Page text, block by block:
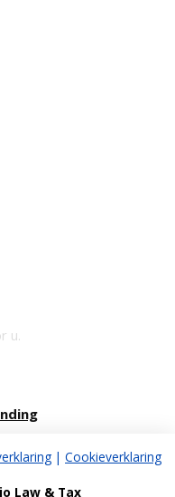
u.
| Cookieverklaring
Law & Tax